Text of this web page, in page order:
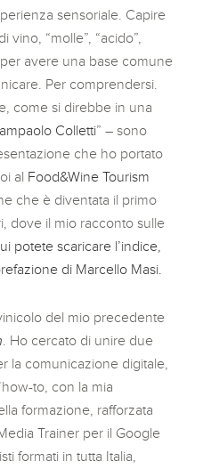
sensoriale. Capire
“molle”, “acido”,
avere una base comune
Per comprendersi.
come si direbbe in una
Colletti” – sono
che ho portato
al Food&Wine Tourism
che è diventata il primo
dove il mio racconto sulle
potete scaricare l’indice,
di Marcello Masi.
del mio precedente
. Ho cercato di unire due
la comunicazione digitale,
to, con la mia
formazione, rafforzata
Trainer per il Google
formati in tutta Italia,